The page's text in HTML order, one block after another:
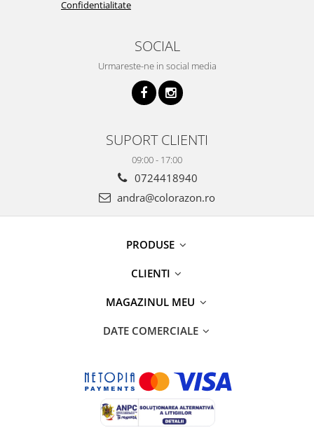
Confidentialitate
SOCIAL
Urmareste-ne in social media
SUPORT CLIENTI
09:00 - 17:00
0724418940
andra@colorazon.ro
PRODUSE
CLIENTI
MAGAZINUL MEU
DATE COMERCIALE